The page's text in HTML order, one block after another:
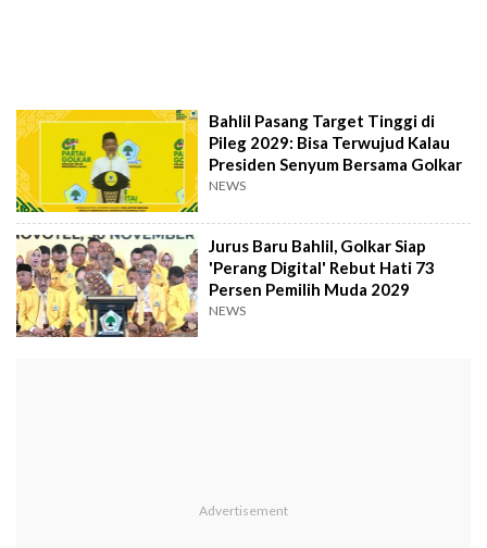
Bahlil Pasang Target Tinggi di
Pileg 2029: Bisa Terwujud Kalau
Presiden Senyum Bersama Golkar
NEWS
Jurus Baru Bahlil, Golkar Siap
'Perang Digital' Rebut Hati 73
Persen Pemilih Muda 2029
NEWS